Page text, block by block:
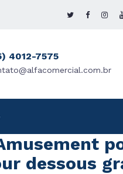
4012-7575
dessous